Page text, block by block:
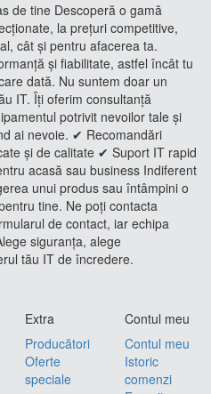
de tine Descoperă o gamă
la prețuri competitive,
cât și pentru afacerea ta.
și fiabilitate, astfel încât tu
dată. Nu suntem doar un
IT. Îți oferim consultanță
potrivit nevoilor tale și
ai nevoie. ✔ Recomandări
și de calitate ✔ Suport IT rapid
acasă sau business Indiferent
unui produs sau întâmpini o
tine. Ne poți contacta
de contact, iar echipa
siguranța, alege
tău IT de încredere.
Extra
Producători
Oferte
speciale
Contul meu
Contul meu
Istoric
comenzi